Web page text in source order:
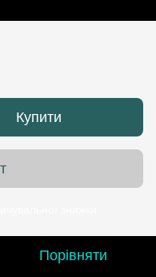
Купити
Порівняти